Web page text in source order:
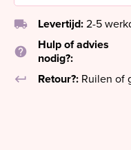
local_shipping Levertijd: 2-5
help
Hulp of advies
nodig?:
keyboard_return
Retour?: Ruilen of